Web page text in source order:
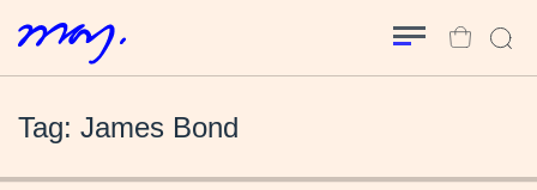
Tag: James Bond